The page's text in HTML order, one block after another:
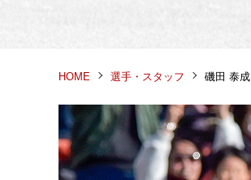
HOME 選手・スタッフ 磯田 泰成